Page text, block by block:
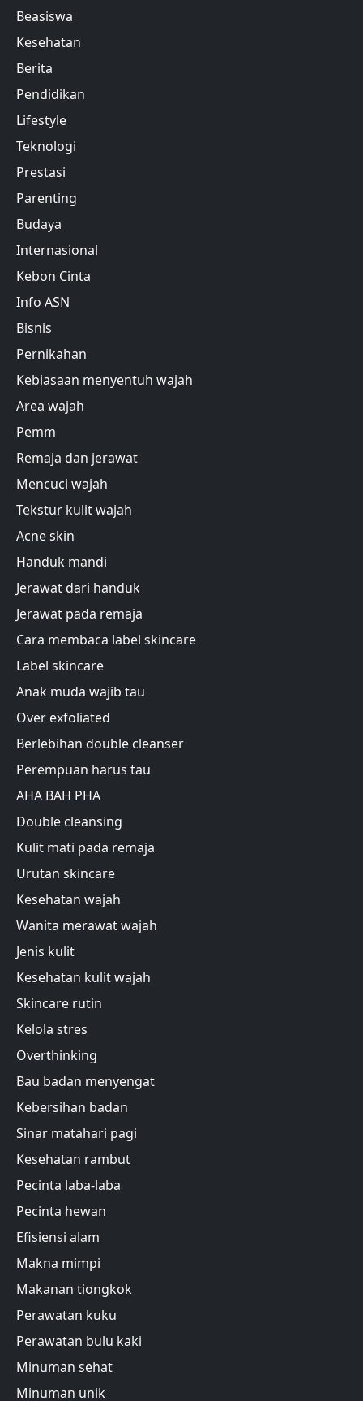
Beasiswa
Kesehatan
Berita
Pendidikan
Lifestyle
Teknologi
Prestasi
Parenting
Budaya
Internasional
Kebon Cinta
Info ASN
Bisnis
Pernikahan
Kebiasaan menyentuh wajah
Area wajah
Pemm
Remaja dan jerawat
Mencuci wajah
Tekstur kulit wajah
Acne skin
Handuk mandi
Jerawat dari handuk
Jerawat pada remaja
Cara membaca label skincare
Label skincare
Anak muda wajib tau
Over exfoliated
Berlebihan double cleanser
Perempuan harus tau
AHA BAH PHA
Double cleansing
Kulit mati pada remaja
Urutan skincare
Kesehatan wajah
Wanita merawat wajah
Jenis kulit
Kesehatan kulit wajah
Skincare rutin
Kelola stres
Overthinking
Bau badan menyengat
Kebersihan badan
Sinar matahari pagi
Kesehatan rambut
Pecinta laba-laba
Pecinta hewan
Efisiensi alam
Makna mimpi
Makanan tiongkok
Perawatan kuku
Perawatan bulu kaki
Minuman sehat
Minuman unik